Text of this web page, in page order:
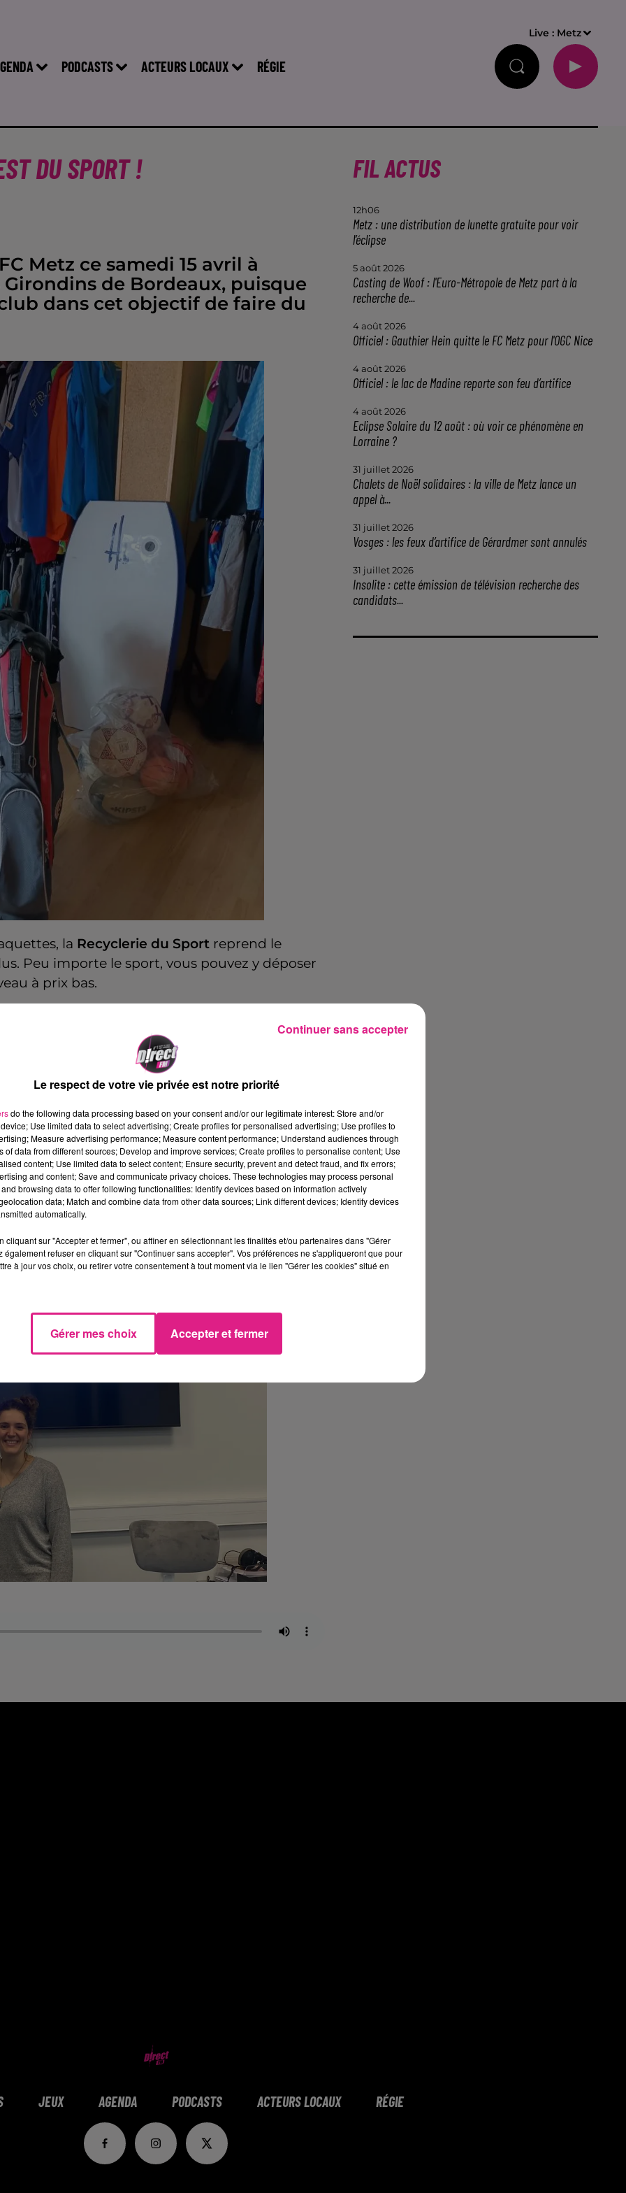
PODCASTS ACTEURS LOCAUX RÉGIE
Live : Metz
DU SPORT !
Metz ce samedi 15 avril à
de Bordeaux, puisque
dans cet objectif de faire du
la Recyclerie du Sport reprend le
Peu importe le sport, vous pouvez y déposer
à prix bas.
les grands qui se mettent à un nouveau sport,
propose des prix accessibles, avecdes
, mais surtout essaie de rendre le sport plus
FC Metz,la Recyclerie espère toucher plus de
écologique. Vous pourrez retrouver
FC Metz, juste avant le coup d’envoi du match,
de la Recyclerie du Sport, juste ici :
FIL ACTUS
12h06
Metz : une distribution de lunette gratuite pour voir
l’éclipse
5 août 2026
Casting de Woof : l'Euro-Métropole de Metz part à la
recherche de...
4 août 2026
Officiel : Gauthier Hein quitte le FC Metz pour l'OGC Nice
4 août 2026
Officiel : le lac de Madine reporte son feu d’artifice
4 août 2026
Eclipse Solaire du 12 août : où voir ce phénomène en
Lorraine ?
31 juillet 2026
Chalets de Noël solidaires : la ville de Metz lance un
appel à...
31 juillet 2026
Vosges : les feux d’artifice de Gérardmer sont annulés
31 juillet 2026
Insolite : cette émission de télévision recherche des
candidats...
JEUX AGENDA PODCASTS ACTEURS LOCAUX RÉGIE
Le respect de votre vie privée est notre priorité
do the following data processing based on your consent and/or our legitimate interest: Store and/or
Use limited data to select advertising; Create profiles for personalised advertising; Use profiles to
Measure advertising performance; Measure content performance; Understand audiences through
of data from different sources; Develop and improve services; Create profiles to personalise content; Use
content; Use limited data to select content; Ensure security, prevent and detect fraud, and fix errors;
and content; Save and communicate privacy choices. These technologies may process personal
browsing data to offer following functionalities: Identify devices based on information actively
data; Match and combine data from other data sources; Link different devices; Identify devices
automatically.
cliquant sur "Accepter et fermer", ou affiner en sélectionnant les finalités et/ou partenaires dans "Gérer
également refuser en cliquant sur "Continuer sans accepter". Vos préférences ne s'appliqueront que pour
à jour vos choix, ou retirer votre consentement à tout moment via le lien "Gérer les cookies" situé en
Gérer mes choix Accepter et fermer
Continuer sans accepter